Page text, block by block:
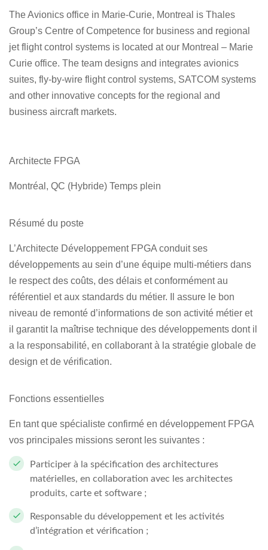
The Avionics office in Marie-Curie, Montreal is Thales
Group’s Centre of Competence for business and regional
jet flight control systems is located at our Montreal – Marie
Curie office. The team designs and integrates avionics
suites, fly-by-wire flight control systems, SATCOM systems
and other innovative concepts for the regional and
business aircraft markets.
Architecte FPGA
Montréal, QC (Hybride) Temps plein
Résumé du poste
L’Architecte Développement FPGA conduit ses
développements au sein d’une équipe multi-métiers dans
le respect des coûts, des délais et conformément au
référentiel et aux standards du métier. Il assure le bon
niveau de remonté d’informations de son activité métier et
il garantit la maîtrise technique des développements dont il
a la responsabilité, en collaborant à la stratégie globale de
design et de vérification.
Fonctions essentielles
En tant que spécialiste confirmé en développement FPGA
vos principales missions seront les suivantes :
Participer à la spécification des architectures
matérielles, en collaboration avec les architectes
produits, carte et software ;
Responsable du développement et les activités
d’intégration et vérification ;